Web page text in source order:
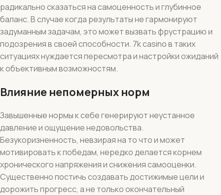
радикально сказаться на самоценность и глубинное
баланс. В случае когда результаты не гармонируют
задуманным задачам, это может вызвать фрустрацию и
подозрения в своей способности. 7k casino в таких
ситуациях нуждается пересмотра и настройки ожиданий
к объективным возможностям.
Влияние непомерных норм
Завышенные нормы к себе генерируют неустанное
давление и ощущение недовольства.
Безукоризненность, невзирая на то что и может
мотивировать к победам, нередко делается корнем
хронического напряжения и снижения самооценки.
Существенно постичь создавать достижимые цели и
дорожить прогресс, а не только окончательный